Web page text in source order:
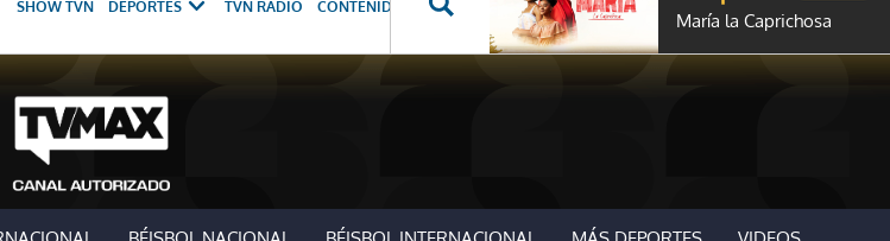
SHOW TVN DEPORTES TVN RADIO CONTENIDOS ESPECIALES NOVELAS PROGRAMAS GENTE TVN
María la Caprichosa